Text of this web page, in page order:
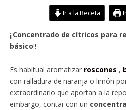
Ir a la Receta
¡¡Concentrado de cítricos para
básico!!
Es habitual aromatizar roscones ,
con ralladura de naranja o limón
extraordinario que aportan a la
embargo, contar con un